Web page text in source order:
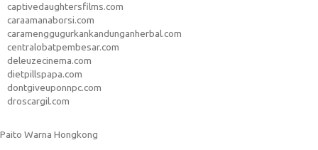
captivedaughtersfilms.com
caraamanaborsi.com
caramenggugurkankandunganherbal.com
centralobatpembesar.com
deleuzecinema.com
dietpillspapa.com
dontgiveuponnpc.com
droscargil.com
Paito Warna Hongkong